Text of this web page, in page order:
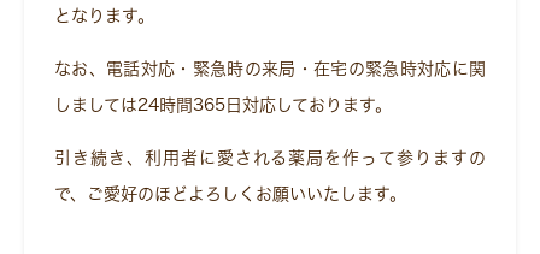
となります。
なお、電話対応・緊急時の来局・在宅の緊急時対応に関
しましては24時間365日対応しております。
引き続き、利用者に愛される薬局を作って参りますの
で、ご愛好のほどよろしくお願いいたします。